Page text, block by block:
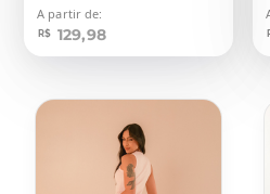
A partir de:
R$ 129,98